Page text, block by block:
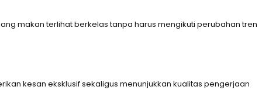
makan terlihat berkelas tanpa harus mengikuti perubahan tren
kesan eksklusif sekaligus menunjukkan kualitas pengerjaan